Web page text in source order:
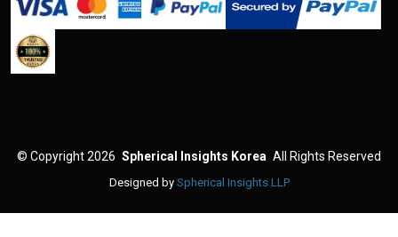
© Copyright 2026 Spherical Insights Korea All Rights Reserved
Designed by Spherical Insights LLP